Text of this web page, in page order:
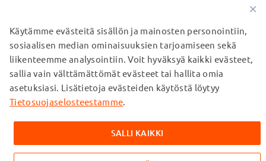
TOIMITUSKUMPPANIMME
© subtel.fi 2026
Kaikki hinnat sisältävät arvonlisäveron, mutta ei
toimituskuluja. Kaikki sivuillamme mainitut tavaramerkit ovat
verkkosivuillamme ainoastaan tuotteitamme koskevan
×
Käytämme evästeitä sisällön ja mainosten personointiin,
sosiaalisen median ominaisuuksien tarjoamiseen sekä
liikenteemme analysointiin. Voit hyväksyä kaikki evästeet,
sallia vain välttämättömät evästeet tai hallita omia
asetuksiasi. Lisätietoja evästeiden käytöstä löytyy
Tietosuojaselosteestamme.
SALLI KAIKKI